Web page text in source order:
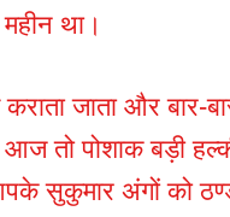
था।
जाता और बार-
आज तो पोशाक बड़ी
सुकुमार अंगों को